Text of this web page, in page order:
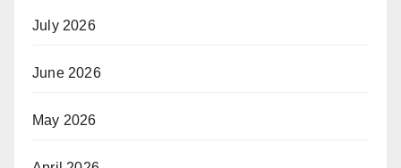
July 2026
June 2026
May 2026